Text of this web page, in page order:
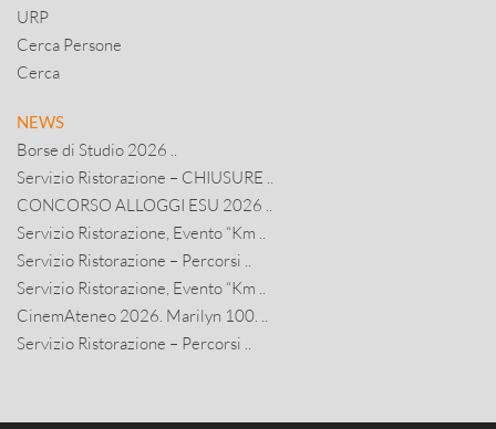
URP
Cerca Persone
Cerca
NEWS
Borse di Studio 2026 ..
Servizio Ristorazione – CHIUSURE ..
CONCORSO ALLOGGI ESU 2026 ..
Servizio Ristorazione, Evento “Km ..
Servizio Ristorazione – Percorsi ..
Servizio Ristorazione, Evento “Km ..
CinemAteneo 2026. Marilyn 100. ..
Servizio Ristorazione – Percorsi ..